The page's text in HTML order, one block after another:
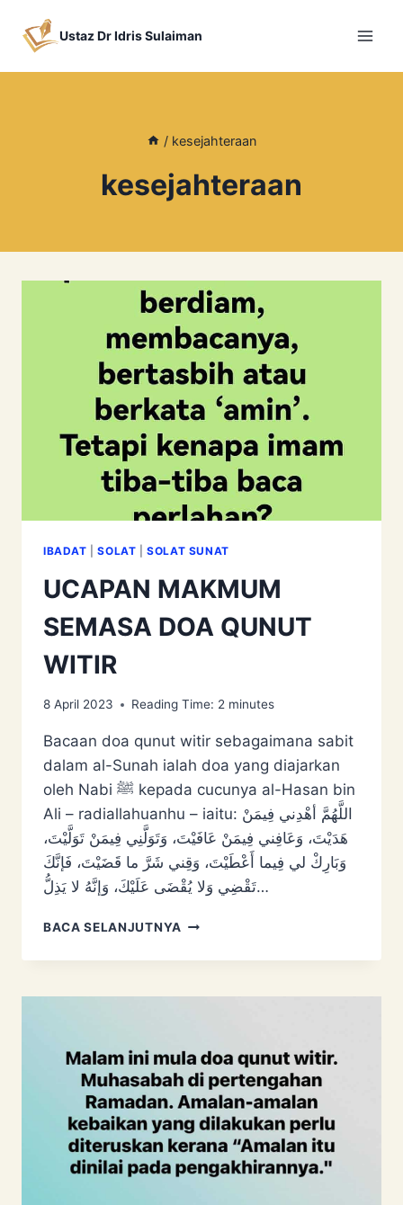
Ustaz Dr Idris Sulaiman
/ kesejahteraan
kesejahteraan
IBADAT |SOLAT |SOLAT SUNAT
UCAPAN MAKMUM
SEMASA DOA QUNUT
WITIR
8 April 2023 Reading Time: 2 minutes
Bacaan doa qunut witir sebagaimana sabit
dalam al-Sunah ialah doa yang diajarkan
oleh Nabi ﷺ kepada cucunya al-Hasan bin
Ali – radiallahuanhu – iaitu: اللَّهُمَّ أهْدِني فِيمَنْ
هَدَيْتَ، وَعَافِني فِيمَنْ عَافَيْتَ، وَتَوَلَّنِي فِيمَنْ تَوَلَّيْتَ،
وَبَارِكْ لي فِيما أَعْطَيْتَ، وَقِني شَرَّ ما قَضَيْتَ، فَإنَّكَ
تَقْضِي وَلا يُقْضَى عَلَيْكَ، وَإنَّهُ لا يَذِلُّ…
BACA SELANJUTNYA UCAPAN
SEMASA
QUNUT